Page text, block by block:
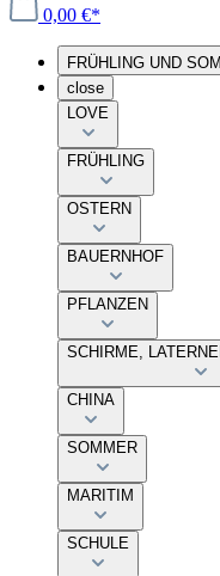
0,00 €*
FRÜHLING UND
close
LOVE
FRÜHLING
OSTERN
BAUERNHOF
PFLANZEN
SCHIRME,
CHINA
SOMMER
MARITIM
SCHULE